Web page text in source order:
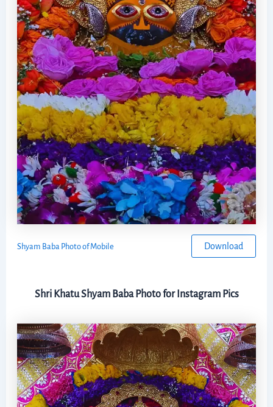
Shyam Baba Photo of Mobile Download
Shri Khatu Shyam Baba Photo for Instagram Pics